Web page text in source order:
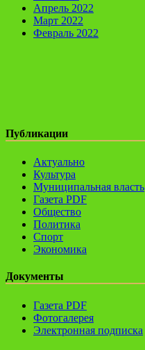
Апрель 2022
Март 2022
Февраль 2022
Публикации
Актуально
Культура
Муниципальная власть
Газета PDF
Общество
Политика
Спорт
Экономика
Документы
Газета PDF
Фотогалерея
Электронная подписка